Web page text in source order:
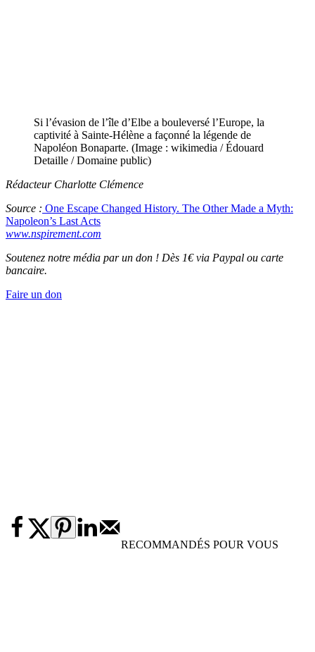
Si l’évasion de l’île d’Elbe a bouleversé l’Europe, la
captivité à Sainte-Hélène a façonné la légende de
Napoléon Bonaparte. (Image : wikimedia / Édouard
Detaille / Domaine public)
Rédacteur Charlotte Clémence
Source : One Escape Changed History. The Other Made a Myth:
Napoleon’s Last Acts
www.nspirement.com
Soutenez notre média par un don ! Dès 1€ via Paypal ou carte
bancaire.
Faire un don
RECOMMANDÉS POUR VOUS